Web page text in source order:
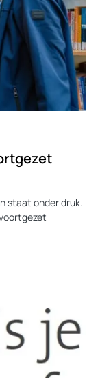
staat onder druk.